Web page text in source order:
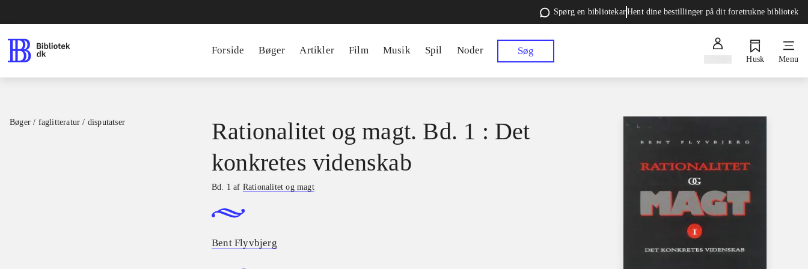
Spørg en bibliotekarHent dine bestillinger på dit foretrukne bibliotek
Forside Bøger Artikler Film Musik Spil Noder Søg
Husk Menu
Bøger / faglitteratur / disputatser
Rationalitet og magt. Bd. 1 : Det
konkretes videnskab
Bd. 1 af Rationalitet og magt
Bent Flyvbjerg